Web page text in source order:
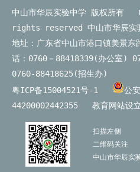
中山市华辰实验中学 版权所
rights reserved 中山市华辰实
地址：广东省中山市港口镇美
话：0760－88418339(办公室)
0760-88418625(招生办)
粤ICP备15004521号-1
公
44200002442355
教育网站设
扫描左侧
二维码关注
中山市华辰实